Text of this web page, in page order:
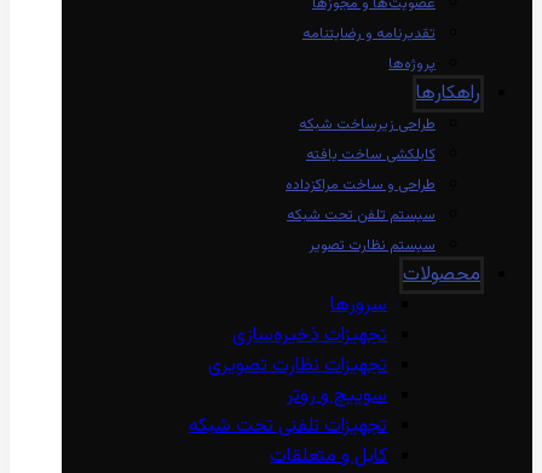
تقدیرنامه و رضایتنامه
پروژه‌ها
راهکارها
طراحی زیرساخت شبکه
کابلکشی ساخت یافته
طراحی و ساخت مراکزداده
سیستم تلفن تحت شبکه
سیستم نظارت تصویر
محصولات
سرورها
تجهیزات ذخیره‌سازی
تجهیزات نظارت تصویری
سوییچ و روتر
تجهیزات تلفنی تحت شبکه
کابل و متعلقات